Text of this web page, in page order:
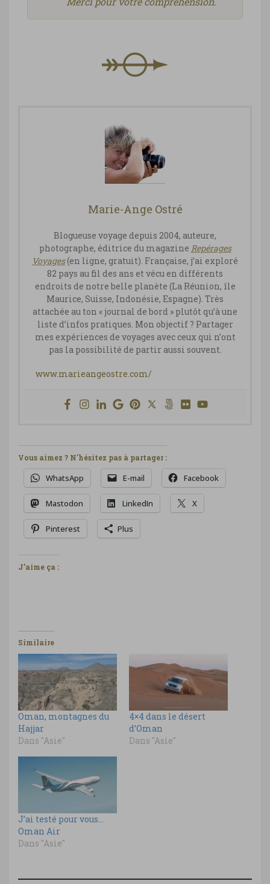
Marie-Ange Ostré
Blogueuse voyage depuis 2004, auteure,
photographe, éditrice du magazine Repérages
Voyages(en ligne, gratuit). Française, j’ai exploré
82 pays au fil des ans et vécu en différents
endroits de notre belle planète (La Réunion, île
Maurice, Suisse, Indonésie, Espagne). Très
attachée au ton « journal de bord » plutôt qu’à une
liste d’infos pratiques. Mon objectif ? Partager
mes expériences de voyages avec ceux qui n’ont
pas la possibilité de partir aussi souvent.
www.marieangeostre.com/
Vous aimez ? N'hésitez pas à partager :
WhatsApp E-mail Facebook
Mastodon LinkedIn X
Pinterest Plus
J’aime ça :
Similaire
Oman, montagnes du
Hajjar
Dans "Asie"
4×4 dans le désert
d’Oman
Dans "Asie"
J’ai testé pour vous…
Oman Air
Dans "Asie"